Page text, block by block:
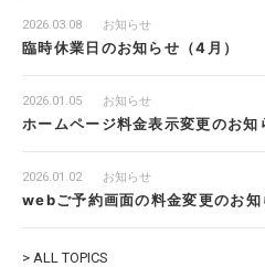
2026.03.08 お知らせ
臨時休業日のお知らせ（4月）
2026.01.05 お知らせ
ホームページ料金表示変更のお知
2026.01.02 お知らせ
webご予約画面の料金変更のお知
> ALL TOPICS